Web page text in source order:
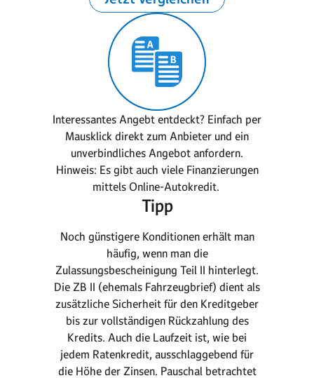
Interessantes Angebt entdeckt? Einfach per
Mausklick direkt zum Anbieter und ein
unverbindliches Angebot anfordern.
Hinweis: Es gibt auch viele Finanzierungen
mittels Online-Autokredit.
Tipp
Noch günstigere Konditionen erhält man
häufig, wenn man die
Zulassungsbescheinigung Teil II hinterlegt.
Die ZB II (ehemals Fahrzeugbrief) dient als
zusätzliche Sicherheit für den Kreditgeber
bis zur vollständigen Rückzahlung des
Kredits. Auch die Laufzeit ist, wie bei
jedem Ratenkredit, ausschlaggebend für
die Höhe der Zinsen. Pauschal betrachtet